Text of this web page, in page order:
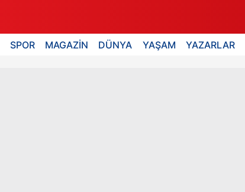
SPOR MAGAZİN DÜNYA YAŞAM YAZARLAR